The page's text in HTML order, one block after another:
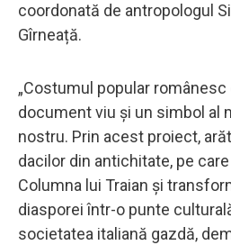
coordonată de antropologul
Gîrneață.
„Costumul popular
document viu și un simbol al
nostru. Prin acest proiect,
dacilor din antichitate, pe
Columna lui Traian și
diasporei într-o punte
societatea italiană gazdă,